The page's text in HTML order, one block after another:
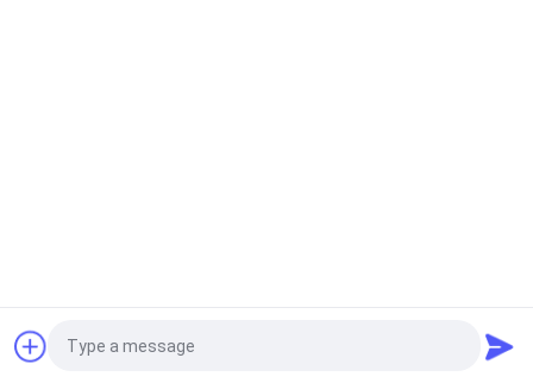
Churro
Richiedi un preventivo